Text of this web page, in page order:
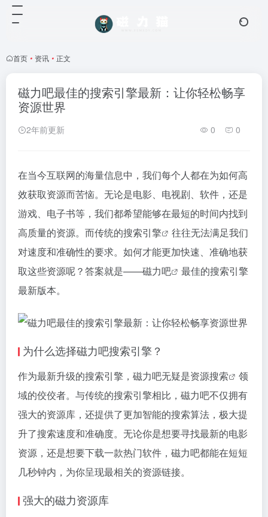
首页 • 资讯 • 正文
磁力吧最佳的搜索引擎最新：让你轻松畅享
资源世界
2年前更新 0 0
在当今互联网的海量信息中，我们每个人都在为如何高
效获取资源而苦恼。无论是电影、电视剧、软件，还是
游戏、电子书等，我们都希望能够在最短的时间内找到
高质量的资源。而传统的搜索引擎
往往无法满足我们
对速度和准确性的要求。如何才能更加快速、准确地获
取这些资源呢？答案就是——磁力吧
最佳的搜索引擎
最新版本。
为什么选择磁力吧搜索引擎？
作为最新升级的搜索引擎，磁力吧无疑是资源搜索
领
域的佼佼者。与传统的搜索引擎相比，磁力吧不仅拥有
强大的资源库，还提供了更加智能的搜索算法，极大提
升了搜索速度和准确度。无论你是想要寻找最新的电影
资源，还是想要下载一款热门软件，磁力吧都能在短短
几秒钟内，为你呈现最相关的资源链接。
强大的磁力资源库